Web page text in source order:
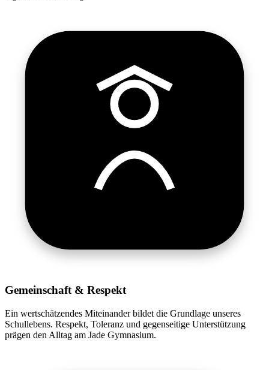
Gemeinschaft & Respekt
Ein wertschätzendes Miteinander bildet die Grundlage unseres
Schullebens. Respekt, Toleranz und gegenseitige Unterstützung
prägen den Alltag am Jade Gymnasium.